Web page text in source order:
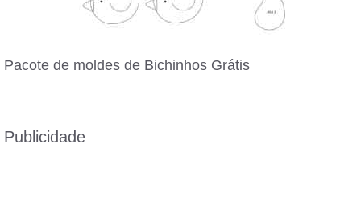
Pacote de moldes de Bichinhos Grátis
Publicidade